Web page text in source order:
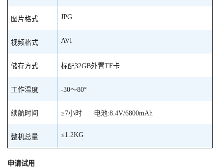
图片格式 JPG
视频格式 AVI
储存方式 标配32GB外置TF卡
工作温度 -30～80°
续航时间 ≥7小时 电池:8.4V/6800mAh
整机总量 ≤1.2KG
申请试用